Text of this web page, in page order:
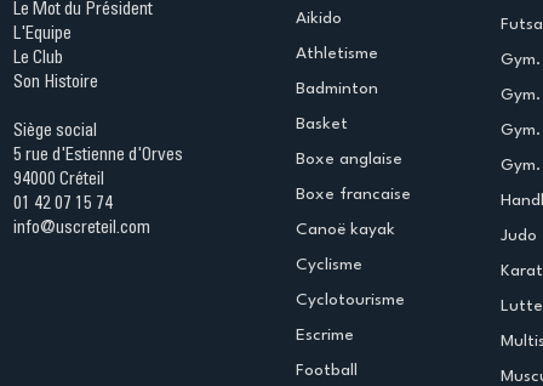
Le Mot du Président
L'Equipe
Le Club
Son Histoire
Siège social
5 rue d'Estienne d'Orves
94000 Créteil
01 42 07 15 74
info@uscreteil.com
Aikido
Athletisme
Badminton
Basket
Boxe anglaise
Boxe francaise
Canoë kayak
Cyclisme
Cyclotourisme
Escrime
Football
Judo
Lutte